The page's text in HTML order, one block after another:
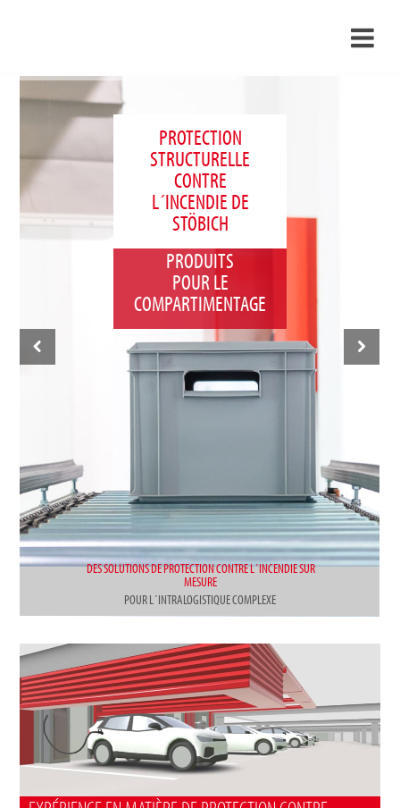
À propos de nous
Solutions
Mondes thématiques
DES SOLUTIONS DE PROTECTION CONTRE L´INCENDIE SUR
MESURE
PROTECTION
STRUCTURELLE
CONTRE
L´INCENDIE DE
STÖBICH
POUR L´INTRALOGISTIQUE COMPLEXE
NOUS AVONS DES
PRODUITS
POUR LE
COMPARTIMENTAGE